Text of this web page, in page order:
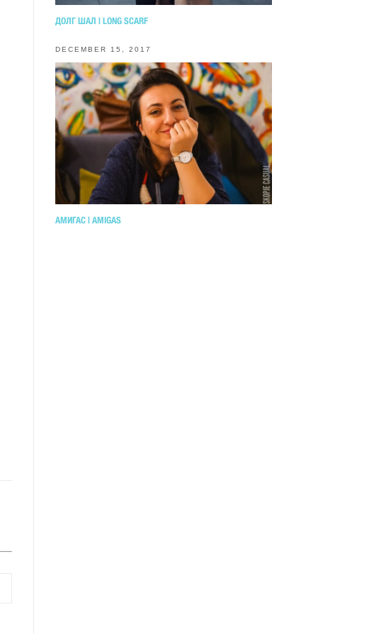
ДОЛГ ШАЛ | LONG SCARF
DECEMBER 15, 2017
АМИГАС | AMIGAS